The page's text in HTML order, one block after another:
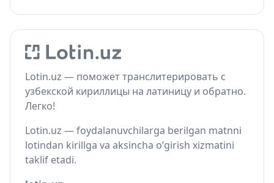
Lotin.uz — поможет транслитерировать с
узбекской кириллицы на латиницу и обратно.
Легко!
Lotin.uz — foydalanuvchilarga berilgan matnni
lotindan kirillga va aksincha o‘girish xizmatini
taklif etadi.